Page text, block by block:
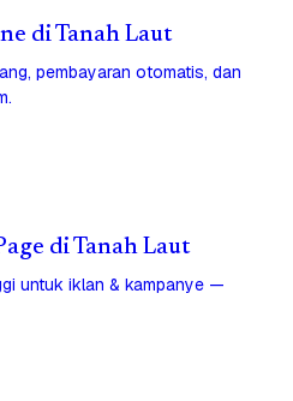
di Tanah Laut
pembayaran otomatis, dan
di Tanah Laut
untuk iklan & kampanye —